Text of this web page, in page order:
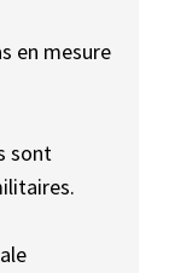
en mesure
sont